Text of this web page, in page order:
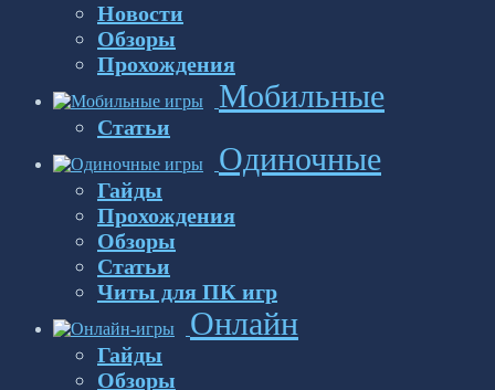
Новости
Обзоры
Прохождения
Мобильные
Статьи
Одиночные
Гайды
Прохождения
Обзоры
Статьи
Читы для ПК игр
Онлайн
Гайды
Обзоры